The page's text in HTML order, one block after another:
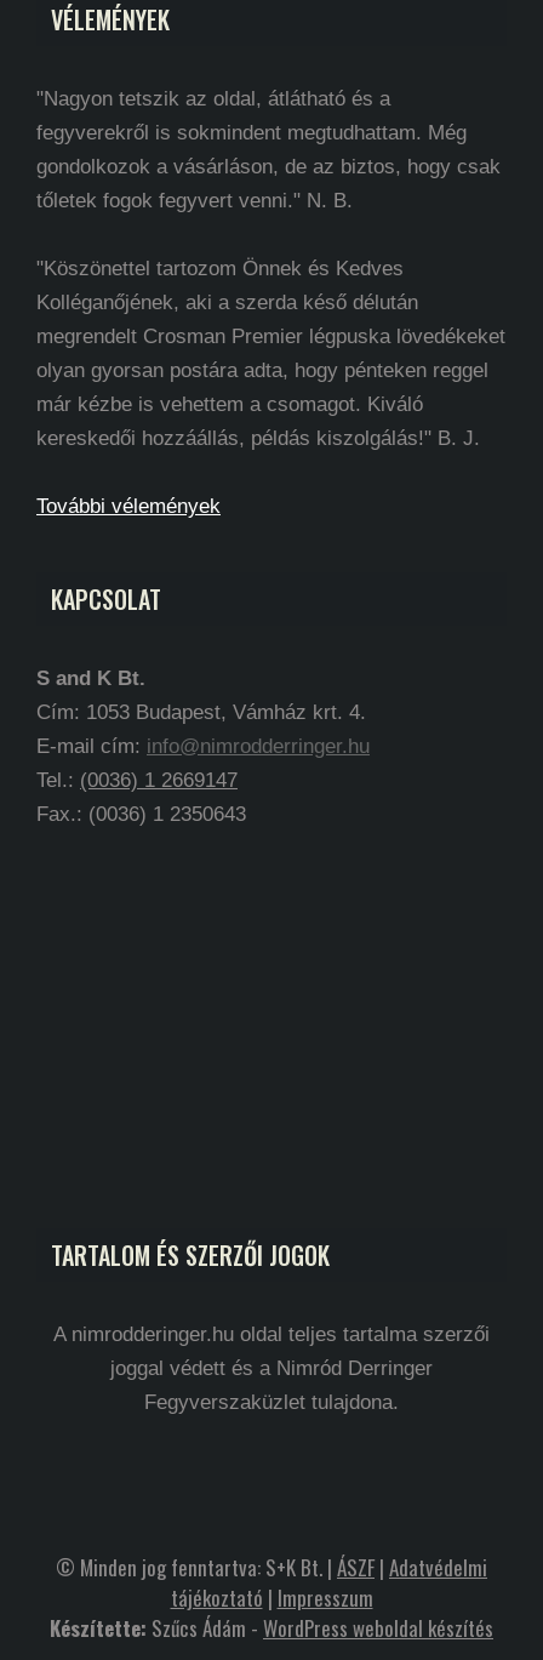
VÉLEMÉNYEK
"Nagyon tetszik az oldal, átlátható és a
fegyverekről is sokmindent megtudhattam. Még
gondolkozok a vásárláson, de az biztos, hogy csak
tőletek fogok fegyvert venni." N. B.
"Köszönettel tartozom Önnek és Kedves
Kolléganőjének, aki a szerda késő délután
megrendelt Crosman Premier légpuska lövedékeket
olyan gyorsan postára adta, hogy pénteken reggel
már kézbe is vehettem a csomagot. Kiváló
kereskedői hozzáállás, példás kiszolgálás!" B. J.
További vélemények
KAPCSOLAT
S and K Bt.
Cím: 1053 Budapest, Vámház krt. 4.
E-mail cím: info@nimrodderringer.hu
Tel.: (0036) 1 2669147
Fax.: (0036) 1 2350643
TARTALOM ÉS SZERZŐI JOGOK
A nimrodderinger.hu oldal teljes tartalma szerzői
joggal védett és a Nimród Derringer
Fegyverszaküzlet tulajdona.
© Minden jog fenntartva: S+K Bt. | ÁSZF| Adatvédelmi
tájékoztató | Impresszum
Készítette: Szűcs Ádám - WordPress weboldal készítés